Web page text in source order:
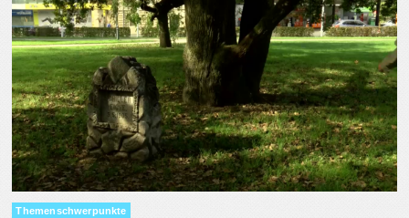
Themenschwerpunkte